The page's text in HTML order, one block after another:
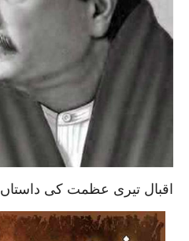
اقبال تیری عظمت کی داستاں